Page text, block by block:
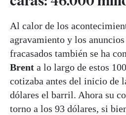
Al calor de los
agravamiento y los anuncios
fracasados también se ha
Brent a lo largo de estos
cotizaba antes del inicio de
dólares el barril. Ahora su
torno a los 93 dólares, si